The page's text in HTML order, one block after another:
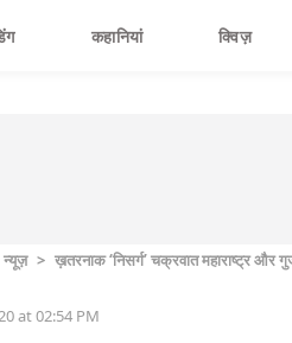
कहानियां क्विज़
न्यूज़ > ख़तरनाक ‘निसर्ग’ चक्रवात महाराष्‍ट्र और
at 02:54 PM